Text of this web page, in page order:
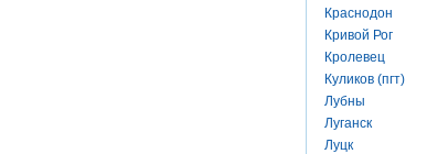
Краснодон
Кривой Рог
Кролевец
Куликов (пгт)
Лубны
Луганск
Луцк